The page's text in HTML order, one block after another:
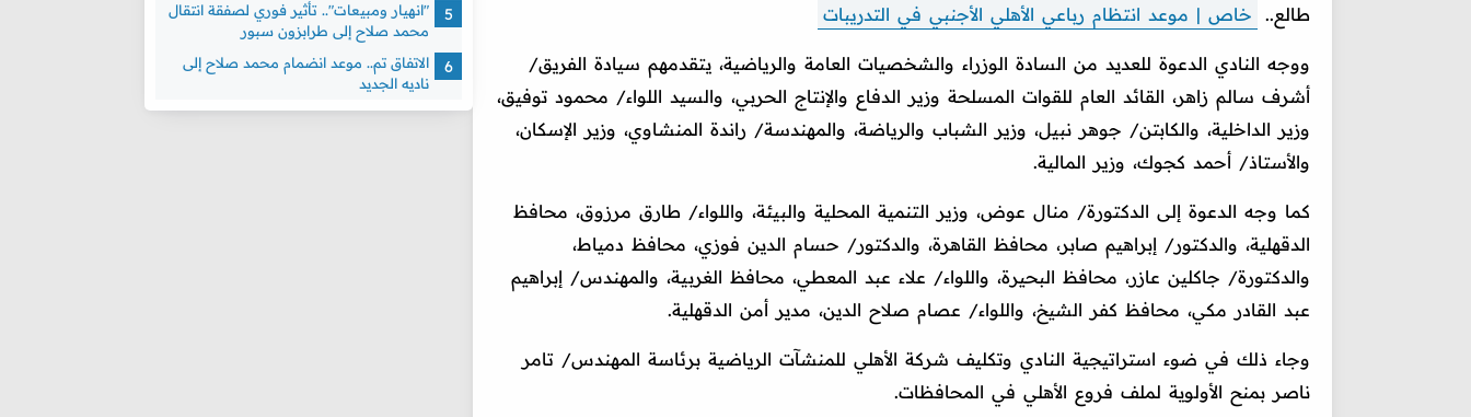
طالع.. خاص | موعد انتظام رباعي الأهلي الأجنبي في التدريبات
ووجه النادي الدعوة للعديد من السادة الوزراء والشخصيات العامة والرياضية، يتقدمهم سيادة الفريق/
أشرف سالم زاهر، القائد العام للقوات المسلحة وزير الدفاع والإنتاج الحربي، والسيد اللواء/ محمود توفيق،
وزير الداخلية، والكابتن/ جوهر نبيل، وزير الشباب والرياضة، والمهندسة/ راندة المنشاوي، وزير الإسكان،
والأستاذ/ أحمد كجوك، وزير المالية.
كما وجه الدعوة إلى الدكتورة/ منال عوض، وزير التنمية المحلية والبيئة، واللواء/ طارق مرزوق، محافظ
الدقهلية، والدكتور/ إبراهيم صابر، محافظ القاهرة، والدكتور/ حسام الدين فوزي، محافظ دمياط،
والدكتورة/ جاكلين عازر، محافظ البحيرة، واللواء/ علاء عبد المعطي، محافظ الغربية، والمهندس/ إبراهيم
عبد القادر مكي، محافظ كفر الشيخ، واللواء/ عصام صلاح الدين، مدير أمن الدقهلية.
وجاء ذلك في ضوء استراتيجية النادي وتكليف شركة الأهلي للمنشآت الرياضية برئاسة المهندس/ تامر
ناصر بمنح الأولوية لملف فروع الأهلي في المحافظات.
"انهيار ومبيعات".. تأثير فوري لصفقة انتقال
محمد صلاح إلى طرابزون سبور
الاتفاق تم.. موعد انضمام محمد صلاح إلى
ناديه الجديد